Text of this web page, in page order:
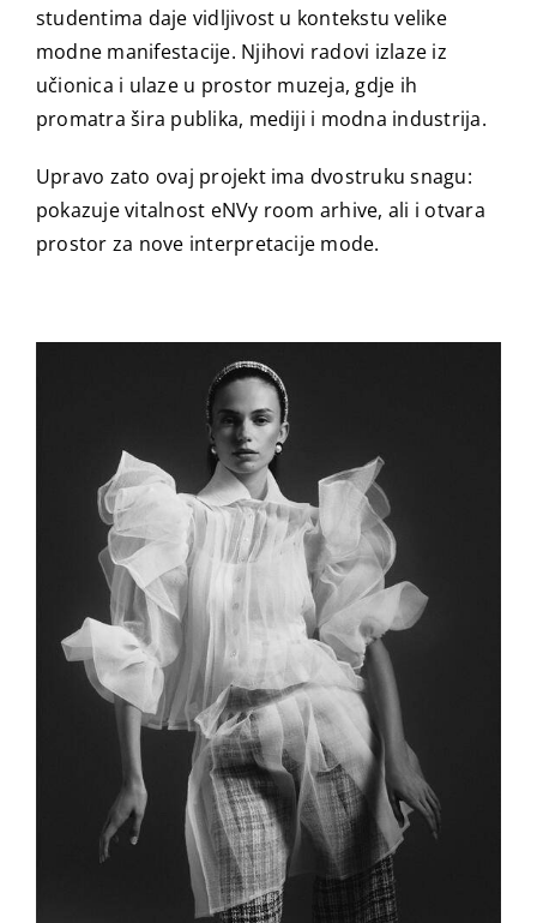
studentima daje vidljivost u kontekstu velike
modne manifestacije. Njihovi radovi izlaze iz
učionica i ulaze u prostor muzeja, gdje ih
promatra šira publika, mediji i modna industrija.
Upravo zato ovaj projekt ima dvostruku snagu:
pokazuje vitalnost eNVy room arhive, ali i otvara
prostor za nove interpretacije mode.